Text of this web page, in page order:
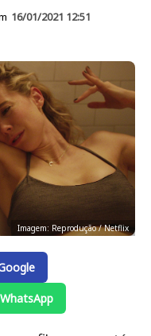
16/01/2021 12:51
Imagem: Reprodução / Netflix